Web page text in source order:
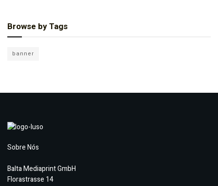
Browse by Tags
banner
Sobre Nós
Balta Mediaprint GmbH
Florastrasse 14